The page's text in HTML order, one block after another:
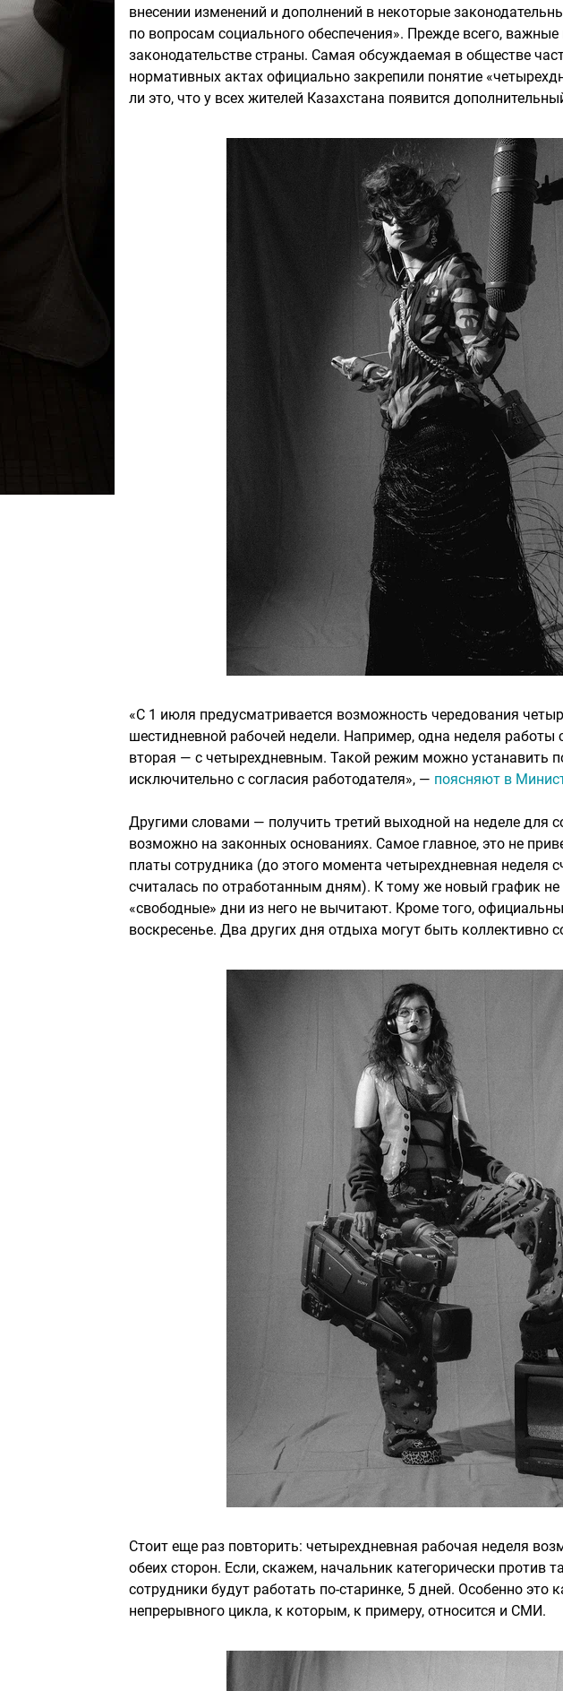
внесении изменений и дополнений в некоторые
по вопросам социального обеспечения». Прежде всего,
законодательстве страны. Самая обсуждаемая в обществе
нормативных актах официально закрепили понятие
ли это, что у всех жителей Казахстана появится
«С 1 июля предусматривается возможность чередования
шестидневной рабочей недели. Например, одна неделя
вторая — с четырехдневным. Такой режим можно устанавить
исключительно с согласия работодателя», — поясняют в
Другими словами — получить третий выходной на неделе для
возможно на законных основаниях. Самое главное, это не
платы сотрудника (до этого момента четырехдневная неделя
считалась по отработанным дням). К тому же новый график не
«свободные» дни из него не вычитают. Кроме того,
воскресенье. Два других дня отдыха могут быть коллективно
Стоит еще раз повторить: четырехдневная рабочая неделя
обеих сторон. Если, скажем, начальник категорически против
сотрудники будут работать по-старинке, 5 дней. Особенно это
непрерывного цикла, к которым, к примеру, относится и СМИ.